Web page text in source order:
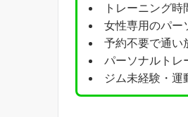
トレーニング
女性専用のパー
予約不要で通い
パーソナルトレ
ジム未経験・運